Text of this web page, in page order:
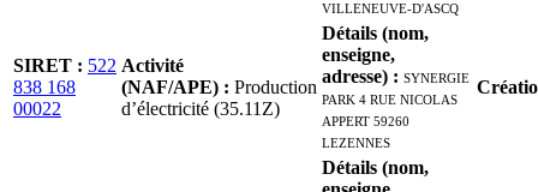
VILLENEUVE-D'ASCQ
SIRET : 522
838 168
00022
Activité
(NAF/APE) : Production
d’électricité (35.11Z)
Détails (nom,
enseigne,
adresse) : SYNERGIE
PARK 4 RUE NICOLAS
APPERT 59260
LEZENNES
Détails (nom,